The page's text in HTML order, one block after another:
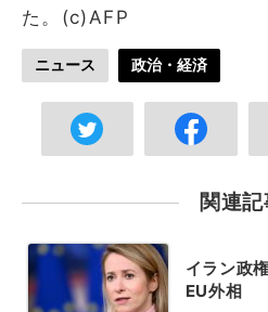
た。(c)AFP
ニュース 政治・経済
関連
イラン政
EU外相